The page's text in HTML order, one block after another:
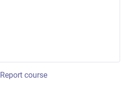
Report course